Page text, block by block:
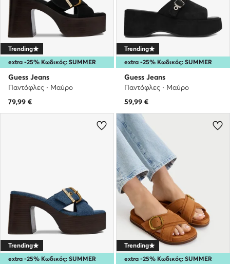
extra -25% Κωδικός: SUMMER
Trending
Guess Jeans
Παντόφλες · Μαύρο
79,99 €
extra -25% Κωδικός: SUMMER
Trending
Guess Jeans
Παντόφλες · Μαύρο
59,99 €
extra -25% Κωδικός: SUMMER
Trending
extra -25% Κωδικός: SUMMER
Trending